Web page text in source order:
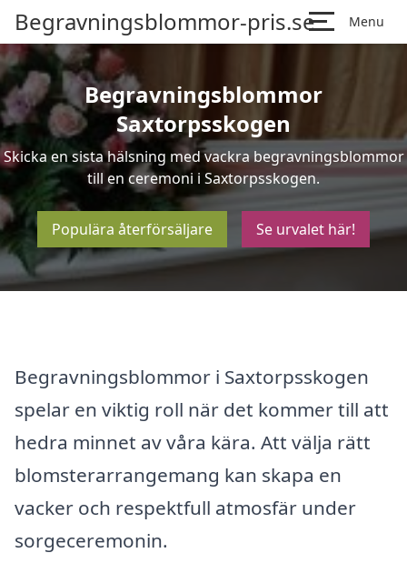
Begravningsblommor-pris.se Menu
Begravningsblommor
Saxtorpsskogen
Skicka en sista hälsning med vackra begravningsblommor
till en ceremoni i Saxtorpsskogen.
Populära återförsäljare Se urvalet här!
Begravningsblommor i Saxtorpsskogen
spelar en viktig roll när det kommer till att
hedra minnet av våra kära. Att välja rätt
blomsterarrangemang kan skapa en
vacker och respektfull atmosfär under
sorgeceremonin.